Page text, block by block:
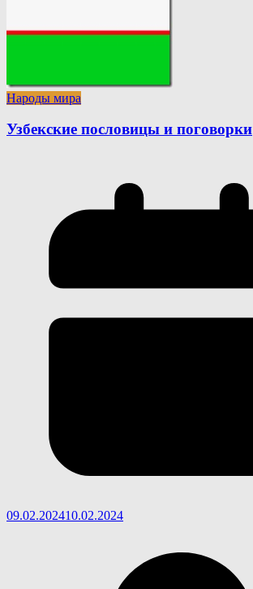
Народы мира
Узбекские пословицы и поговорки
09.02.202410.02.2024